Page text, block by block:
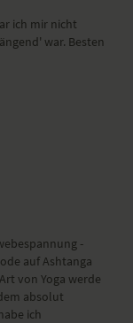
ich mir nicht
war. Besten
-
auf Ashtanga
von Yoga werde
absolut
ich